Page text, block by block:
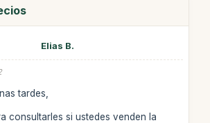
Elias B.
tardes,
consultarles si ustedes venden la